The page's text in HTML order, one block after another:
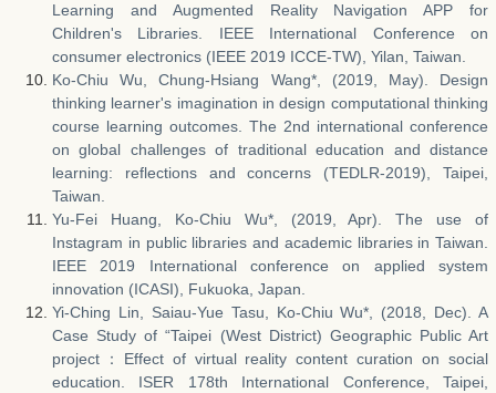
Learning and Augmented Reality Navigation APP for
Children's Libraries. IEEE International Conference on
consumer electronics (IEEE 2019 ICCE-TW), Yilan, Taiwan.
Ko-Chiu Wu, Chung-Hsiang Wang*, (2019, May). Design
thinking learner's imagination in design computational thinking
course learning outcomes. The 2nd international conference
on global challenges of traditional education and distance
learning: reflections and concerns (TEDLR-2019), Taipei,
Taiwan.
Yu-Fei Huang, Ko-Chiu Wu*, (2019, Apr). The use of
Instagram in public libraries and academic libraries in Taiwan.
IEEE 2019 International conference on applied system
innovation (ICASI), Fukuoka, Japan.
Yi-Ching Lin, Saiau-Yue Tasu, Ko-Chiu Wu*, (2018, Dec). A
Case Study of “Taipei (West District) Geographic Public Art
project：Effect of virtual reality content curation on social
education. ISER 178th International Conference, Taipei,